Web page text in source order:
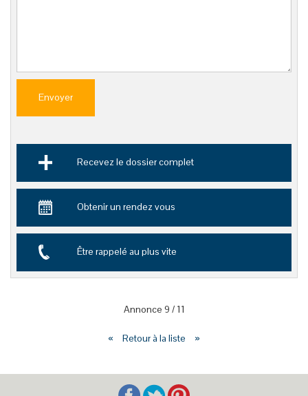
Envoyer
Recevez le dossier complet
Obtenir un rendez vous
Être rappelé au plus vite
Annonce 9 / 11
« Retour à la liste »